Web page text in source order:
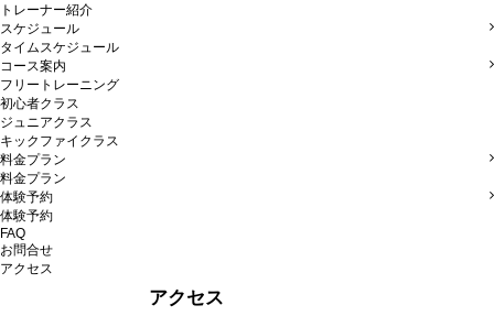
トレーナー紹介
スケジュール
タイムスケジュール
コース案内
フリートレーニング
初心者クラス
ジュニアクラス
キックファイクラス
料金プラン
料金プラン
体験予約
体験予約
FAQ
お問合せ
アクセス
アクセス